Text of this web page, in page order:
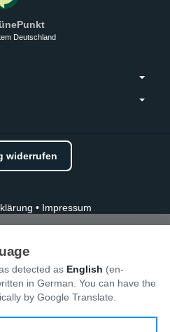
Deutschland
widerrufen
• Impressum
detected as English (en-
in German. You can have the
by Google Translate.